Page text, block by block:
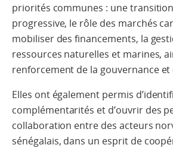
priorités communes : une
progressive, le rôle des marchés
mobiliser des financements, la
ressources naturelles et marines,
renforcement de la gouvernance et
Elles ont également permis
complémentarités et d’ouvrir des
collaboration entre des acteurs
sénégalais, dans un esprit de